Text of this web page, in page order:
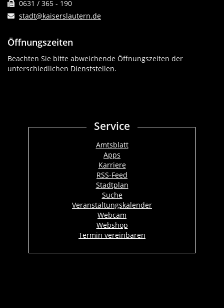
0631 / 365 - 190
stadt@kaiserslautern.de
Öffnungszeiten
Beachten Sie bitte abweichende Öffnungszeiten der
unterschiedlichen Dienststellen.
Service
Amtsblatt
Apps
Karriere
RSS-Feed
Stadtplan
Suche
Veranstaltungskalender
Webcam
Webshop
Termin vereinbaren